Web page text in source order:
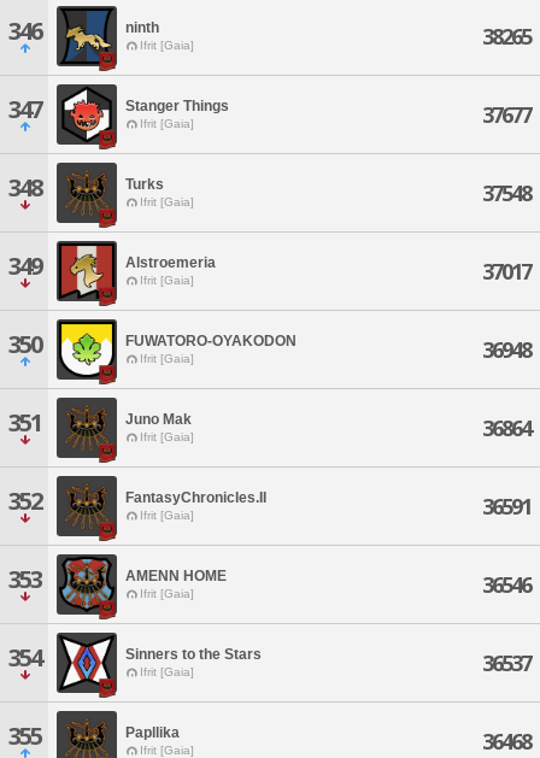
346 ninth
Ifrit [Gaia] 38265
347 Stanger Things
Ifrit [Gaia] 37677
348 Turks
Ifrit [Gaia] 37548
349 Alstroemeria
Ifrit [Gaia] 37017
350 FUWATORO-OYAKODON
Ifrit [Gaia] 36948
351 Juno Mak
Ifrit [Gaia] 36864
352 FantasyChronicles.II
Ifrit [Gaia] 36591
353 AMENN HOME
Ifrit [Gaia] 36546
354 Sinners to the Stars
Ifrit [Gaia] 36537
355 Papllika
Ifrit [Gaia] 36468